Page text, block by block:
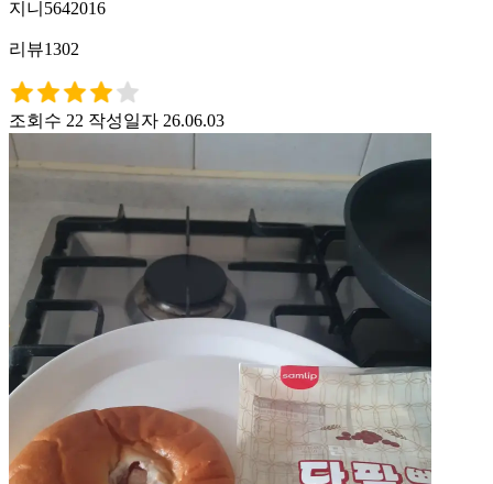
지니5642016
리뷰1302
조회수 22 작성일자 26.06.03